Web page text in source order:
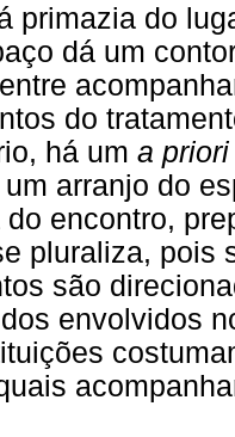
primazia do
dá um
do
há um a priori
arranjo do
encontro,
pluraliza, pois
são
envolvidos